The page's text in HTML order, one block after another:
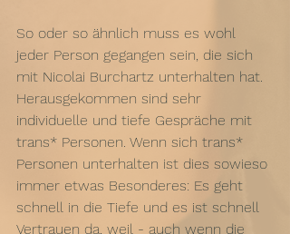
So oder so ähnlich muss es wohl
jeder Person gegangen sein, die sich
mit Nicolai Burchartz unterhalten hat.
Herausgekommen sind sehr
individuelle und tiefe Gespräche mit
trans* Personen. Wenn sich trans*
Personen unterhalten ist dies sowieso
immer etwas Besonderes: Es geht
schnell in die Tiefe und es ist schnell
Vertrauen da, weil - auch wenn die